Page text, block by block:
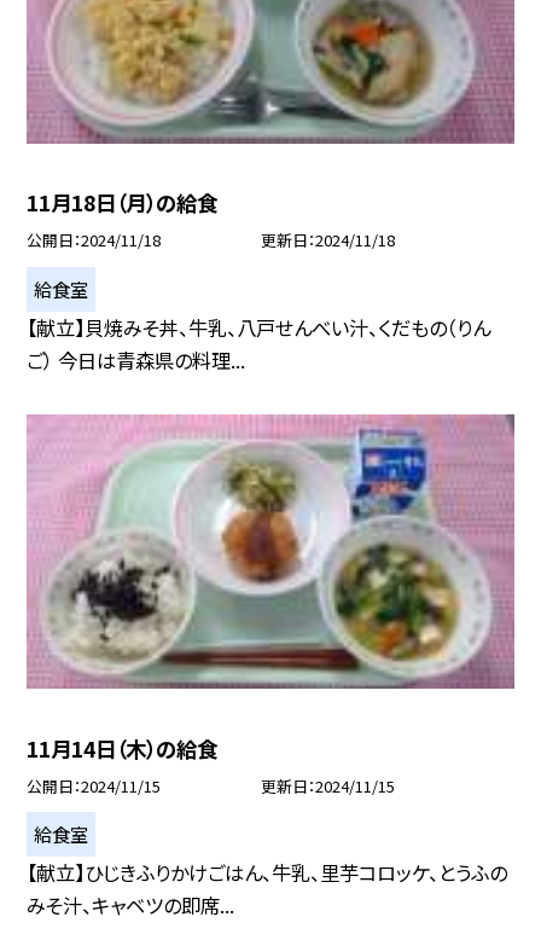
11月18日（月）の給食
公開日 2024/11/18 更新日 2024/11/18
給食室
【献立】貝焼みそ丼、牛乳、八戸せんべい汁、くだもの（りん
ご） 今日は青森県の料理...
11月14日（木）の給食
公開日 2024/11/15 更新日 2024/11/15
給食室
【献立】ひじきふりかけごはん、牛乳、里芋コロッケ、とうふの
みそ汁、キャベツの即席...